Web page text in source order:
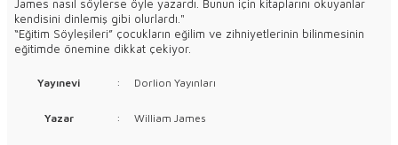
James nasıl söylerse öyle yazardı. Bunun için kitaplarını okuyanlar
kendisini dinlemiş gibi olurlardı."
“Eğitim Söyleşileri” çocukların eğilim ve zihniyetlerinin bilinmesinin
eğitimde önemine dikkat çekiyor.
Yayınevi : Dorlion Yayınları
Yazar : William James